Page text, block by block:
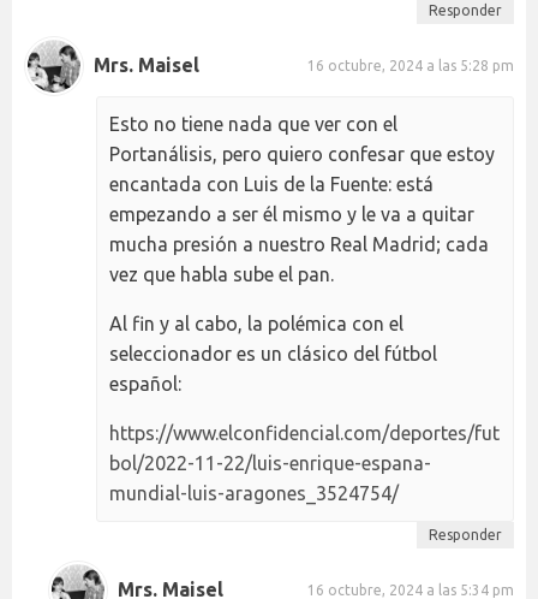
Responder
Mrs. Maisel 16 octubre, 2024 a las 5:28 pm
Esto no tiene nada que ver con el
Portanálisis, pero quiero confesar que estoy
encantada con Luis de la Fuente: está
empezando a ser él mismo y le va a quitar
mucha presión a nuestro Real Madrid; cada
vez que habla sube el pan.
Al fin y al cabo, la polémica con el
seleccionador es un clásico del fútbol
español:
https://www.elconfidencial.com/deportes/fut
bol/2022-11-22/luis-enrique-espana-
mundial-luis-aragones_3524754/
Responder
Mrs. Maisel 16 octubre, 2024 a las 5:34 pm